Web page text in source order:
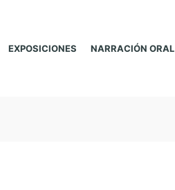
EXPOSICIONES NARRACIÓN ORAL